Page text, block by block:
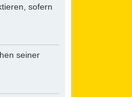
sofern
seiner